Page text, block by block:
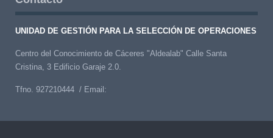
UNIDAD DE GESTIÓN PARA LA SELECCIÓN DE OPERACIONES
Centro del Conocimiento de Cáceres "Aldealab" Calle Santa
Cristina, 3 Edificio Garaje 2.0.
Tfno. 927210444 / Email: